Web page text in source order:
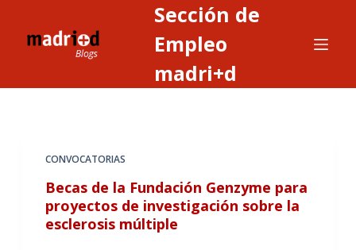
Sección de
Empleo
madri+d
CONVOCATORIAS
Becas de la Fundación Genzyme para
proyectos de investigación sobre la
esclerosis múltiple